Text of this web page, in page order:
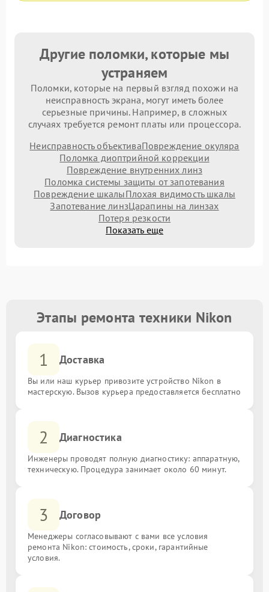
Другие поломки, которые мы
устраняем
Поломки, которые на первый взгляд похожи на
неисправность экрана, могут иметь более
серьезные причины. Например, в сложных
случаях требуется ремонт платы или процессора.
Неисправность объективаПовреждение окуляра
Поломка диоптрийной коррекции
Повреждение внутренних линз
Поломка системы защиты от запотевания
Повреждение шкалыПлохая видимость шкалы
Запотевание линзЦарапины на линзах
Потеря резкости
Показать еще
Этапы ремонта техники Nikon
1 Доставка
Вы или наш курьер привозите устройство Nikon в
мастерскую. Вызов курьера предоставляется бесплатно
2 Диагностика
Инженеры проводят полную диагностику: аппаратную,
техническую. Процедура занимает около 60 минут.
3 Договор
Менеджеры согласовывают с вами все условия
ремонта Nikon: стоимость, сроки, гарантийные
условия.